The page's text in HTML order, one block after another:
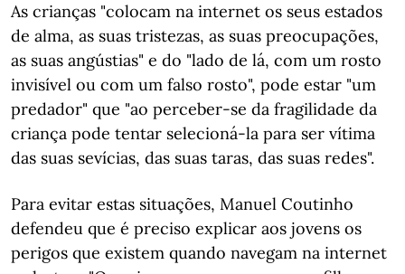
As crianças "colocam na internet os seus estados
de alma, as suas tristezas, as suas preocupações,
as suas angústias" e do "lado de lá, com um rosto
invisível ou com um falso rosto", pode estar "um
predador" que "ao perceber-se da fragilidade da
criança pode tentar selecioná-la para ser vítima
das suas sevícias, das suas taras, das suas redes".
Para evitar estas situações, Manuel Coutinho
defendeu que é preciso explicar aos jovens os
perigos que existem quando navegam na internet